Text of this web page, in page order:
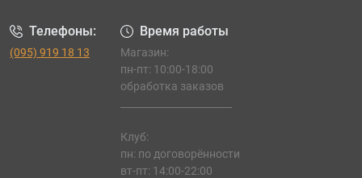
Телефоны:
(095) 919 18 13
Время работы
Магазин:
пн-пт: 10:00-18:00
обработка заказов
Клуб:
пн: по договорённости
вт-пт: 14:00-22:00